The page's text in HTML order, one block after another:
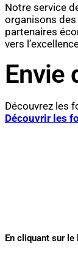
Notre service
organisons
partenaires
vers
Envie
Découvrez les
Découvrir les
En cliquant sur